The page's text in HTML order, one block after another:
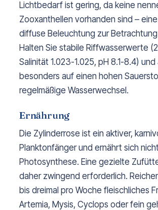
Lichtbedarf ist gering, da keine
Zooxanthellen vorhanden sind –
diffuse Beleuchtung zur
Halten Sie stabile Riffwasserwerte
Salinität 1.023-1.025, pH 8.1-8.4)
besonders auf einen hohen
regelmäßige Wasserwechsel.
Ernährung
Die Zylinderrose ist ein aktiver,
Planktonfänger und ernährt sich
Photosynthese. Eine gezielte
daher zwingend erforderlich.
bis dreimal pro Woche fleischliches
Artemia, Mysis, Cyclops oder fein